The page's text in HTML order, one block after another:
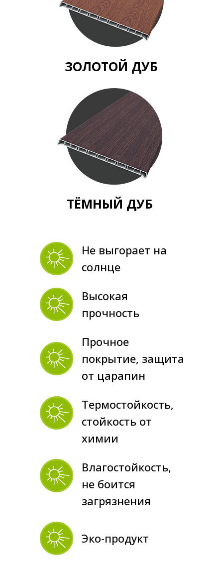
Не выгорает на
солнце
ЗОЛОТОЙ ДУБ
ТЁМНЫЙ ДУБ
Высокая
прочность
Прочное
покрытие, защита
от царапин
Термостойкость,
стойкость от
химии
Влагостойкость,
не боится
загрязнения
Эко-продукт